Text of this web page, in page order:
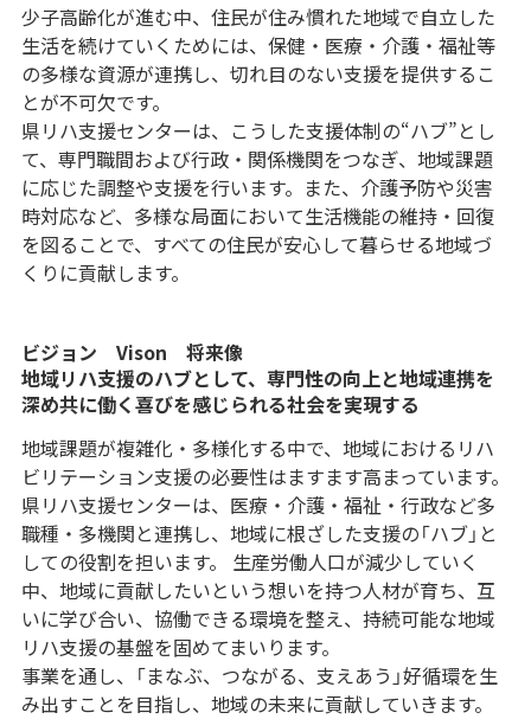
少子高齢化が進む中、住民が住み慣れた地域で自立した
生活を続けていくためには、保健・医療・介護・福祉等
の多様な資源が連携し、切れ目のない支援を提供するこ
とが不可欠です。
県リハ支援センターは、こうした支援体制の“ハブ”とし
て、専門職間および行政・関係機関をつなぎ、地域課題
に応じた調整や支援を行います。また、介護予防や災害
時対応など、多様な局面において生活機能の維持・回復
を図ることで、すべての住民が安心して暮らせる地域づ
くりに貢献します。
ビジョン Vison 将来像
地域リハ支援のハブとして、専門性の向上と地域連携を
深め共に働く喜びを感じられる社会を実現する
地域課題が複雑化・多様化する中で、地域におけるリハ
ビリテーション支援の必要性はますます高まっています。
県リハ支援センターは、医療・介護・福祉・行政など多
職種・多機関と連携し、地域に根ざした支援の「ハブ」と
しての役割を担います。 生産労働人口が減少していく
中、地域に貢献したいという想いを持つ人材が育ち、互
いに学び合い、協働できる環境を整え、持続可能な地域
リハ支援の基盤を固めてまいります。
事業を通し、「まなぶ、つながる、支えあう」好循環を生
み出すことを目指し、地域の未来に貢献していきます。